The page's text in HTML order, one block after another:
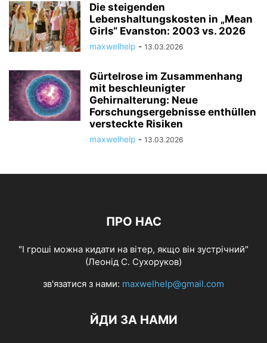
Die steigenden
Lebenshaltungskosten in „Mean
Girls“ Evanston: 2003 vs. 2026
maxwelhelp - 13.03.2026
Gürtelrose im Zusammenhang
mit beschleunigter
Gehirnalterung: Neue
Forschungsergebnisse enthüllen
versteckte Risiken
maxwelhelp - 13.03.2026
ПРО НАС
"І гроші можна кидати на вітер, якщо він зустрічний"
(Леонід С. Сухоруков)
зв'язатися з нами: maxwelhelp@gmail.com
ЙДИ ЗА НАМИ